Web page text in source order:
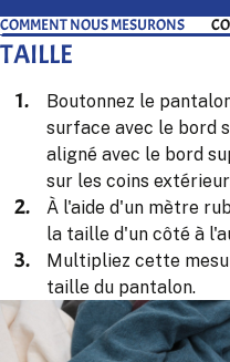
COMMENT NOUS MESURONS
TAILLE
Boutonnez le
surface avec le bord
aligné avec le bord
sur les coins
À l'aide d'un mètre
la taille d'un côté à
Multipliez cette
taille du pantalon.